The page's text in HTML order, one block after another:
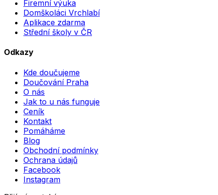
Firemní výuka
Domškoláci Vrchlabí
Aplikace zdarma
Střední školy v ČR
Odkazy
Kde doučujeme
Doučování Praha
O nás
Jak to u nás funguje
Ceník
Kontakt
Pomáháme
Blog
Obchodní podmínky
Ochrana údajů
Facebook
Instagram